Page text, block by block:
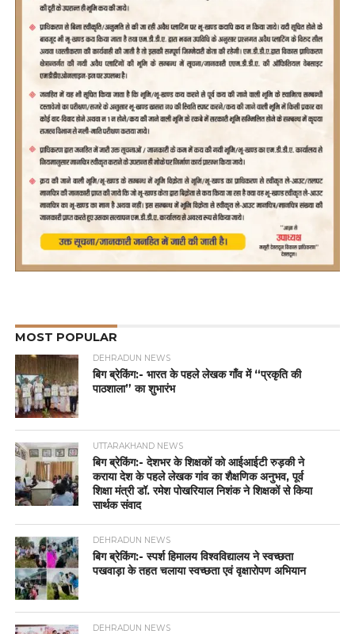
MOST POPULAR
DEHRADUN NEWS
बिग ब्रेकिंग:- भारत के पहले लेखक गाँव में “प्रकृति की
पाठशाला” का शुभारंभ
UTTARAKHAND NEWS
बिग ब्रेकिंग:- देशभर के शिक्षकों को आईआईटी रुड़की ने
कराया देश के पहले लेखक गांव का शैक्षणिक अनुभव, पूर्व
शिक्षा मंत्री डॉ. रमेश पोखरियाल निशंक ने शिक्षकों से किया
सार्थक संवाद
DEHRADUN NEWS
बिग ब्रेकिंग:- स्पर्श हिमालय विश्वविद्यालय ने स्वच्छता
पखवाड़ा के तहत चलाया स्वच्छता एवं वृक्षारोपण अभियान
DEHRADUN NEWS